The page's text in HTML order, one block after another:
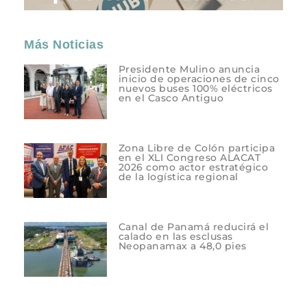
Más Noticias
Presidente Mulino anuncia
inicio de operaciones de cinco
nuevos buses 100% eléctricos
en el Casco Antiguo
Zona Libre de Colón participa
en el XLI Congreso ALACAT
2026 como actor estratégico
de la logística regional
Canal de Panamá reducirá el
calado en las esclusas
Neopanamax a 48,0 pies